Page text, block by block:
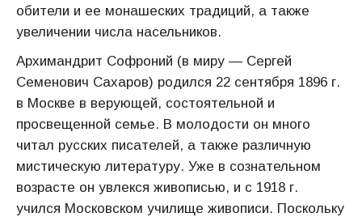
обители и ее монашеских традиций, а также
увеличении числа насельников.
Архимандрит Софроний (в миру — Сергей
Семенович Сахаров) родился 22 сентября 1896 г.
в Москве в верующей, состоятельной и
просвещенной семье. В молодости он много
читал русских писателей, а также различную
мистическую литературу. Уже в сознательном
возрасте он увлекся живописью, и с 1918 г.
учился Московском училище живописи. Поскольку